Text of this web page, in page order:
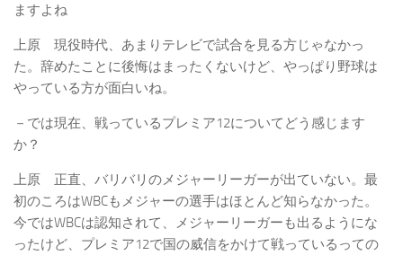
ますよね
上原 現役時代、あまりテレビで試合を見る方じゃなかっ
た。辞めたことに後悔はまったくないけど、やっぱり野球は
やっている方が面白いね。
－では現在、戦っているプレミア12についてどう感じます
か？
上原 正直、バリバリのメジャーリーガーが出ていない。最
初のころはWBCもメジャーの選手はほとんど知らなかった。
今ではWBCは認知されて、メジャーリーガーも出るようにな
ったけど、プレミア12で国の威信をかけて戦っているっての